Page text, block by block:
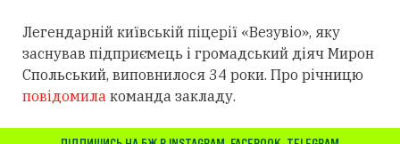
Легендарній київській піцерії «Везувіо», яку
заснував підприємець і громадський діяч Мирон
Спольський, виповнилося 34 роки. Про річницю
повідомила команда закладу.